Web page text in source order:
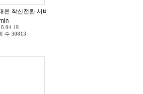
스 및 한글화
스토어 설치 직구 방법
수 30813